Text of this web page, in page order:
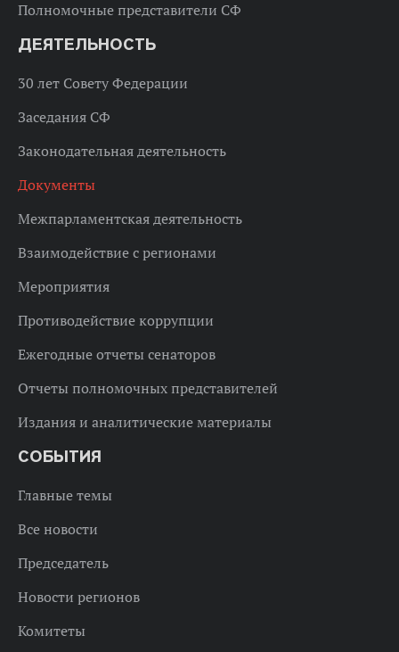
Полномочные представители СФ
ДЕЯТЕЛЬНОСТЬ
30 лет Совету Федерации
Заседания СФ
Законодательная деятельность
Документы
Межпарламентская деятельность
Взаимодействие с регионами
Мероприятия
Противодействие коррупции
Ежегодные отчеты сенаторов
Отчеты полномочных представителей
Издания и аналитические материалы
СОБЫТИЯ
Главные темы
Все новости
Председатель
Новости регионов
Комитеты